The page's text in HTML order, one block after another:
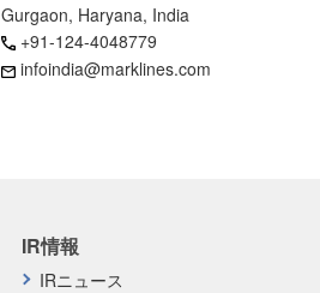
Gurgaon, Haryana, India
+91-124-4048779
infoindia@marklines.com
IR情報
IRニュース